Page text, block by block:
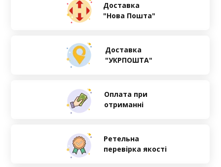
Оплата при
отриманні
Ретельна
перевірка якості
Доставка
"Нова Пошта"
Доставка
"УКРПОШТА"